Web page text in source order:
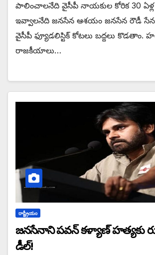
పాలించాలనేది వైసీపీ నాయకుల కోరిక 30 ఏళ్ల
ఇవ్వాలనేది జనసేన ఆశయం జనసేన రౌడీ సేన
వైసీపీ ఫ్యూడలిస్టిక్ కోటలు బద్దలు కొడతాం.
రాజకీయాలు…
రాష్ట్రీయం
జనసేనాని పవన్ కళ్యాణ్ హత్యకు
డీల్!